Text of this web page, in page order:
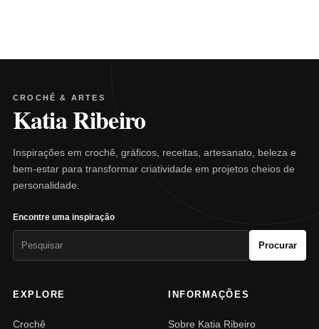
CROCHÊ & ARTES
Katia Ribeiro
Inspirações em crochê, gráficos, receitas, artesanato, beleza e
bem-estar para transformar criatividade em projetos cheios de
personalidade.
Encontre uma inspiração
Procurar
EXPLORE
Crochê
INFORMAÇÕES
Sobre Katia Ribeiro